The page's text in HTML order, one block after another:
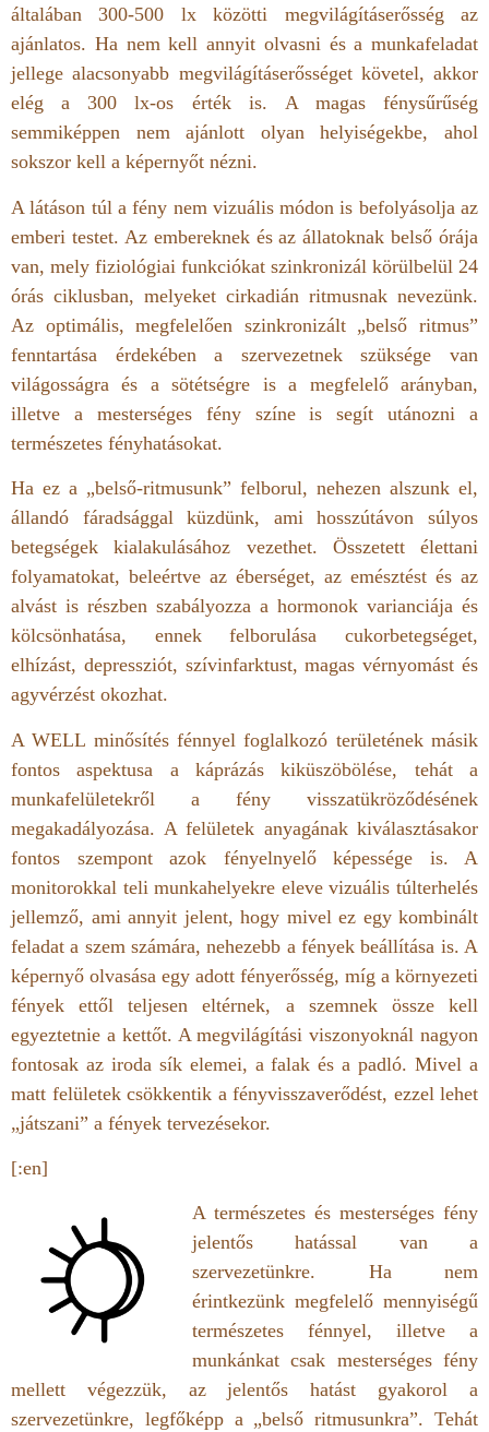
általában 300-500 lx közötti megvilágításerősség az
ajánlatos. Ha nem kell annyit olvasni és a munkafeladat
jellege alacsonyabb megvilágításerősséget követel, akkor
elég a 300 lx-os érték is. A magas fénysűrűség
semmiképpen nem ajánlott olyan helyiségekbe, ahol
sokszor kell a képernyőt nézni.
A látáson túl a fény nem vizuális módon is befolyásolja az
emberi testet. Az embereknek és az állatoknak belső órája
van, mely fiziológiai funkciókat szinkronizál körülbelül 24
órás ciklusban, melyeket cirkadián ritmusnak nevezünk.
Az optimális, megfelelően szinkronizált „belső ritmus”
fenntartása érdekében a szervezetnek szüksége van
világosságra és a sötétségre is a megfelelő arányban,
illetve a mesterséges fény színe is segít utánozni a
természetes fényhatásokat.
Ha ez a „belső-ritmusunk” felborul, nehezen alszunk el,
állandó fáradsággal küzdünk, ami hosszútávon súlyos
betegségek kialakulásához vezethet. Összetett élettani
folyamatokat, beleértve az éberséget, az emésztést és az
alvást is részben szabályozza a hormonok varianciája és
kölcsönhatása, ennek felborulása cukorbetegséget,
elhízást, depressziót, szívinfarktust, magas vérnyomást és
agyvérzést okozhat.
A WELL minősítés fénnyel foglalkozó területének másik
fontos aspektusa a káprázás kiküszöbölése, tehát a
munkafelületekről a fény visszatükröződésének
megakadályozása. A felületek anyagának kiválasztásakor
fontos szempont azok fényelnyelő képessége is. A
monitorokkal teli munkahelyekre eleve vizuális túlterhelés
jellemző, ami annyit jelent, hogy mivel ez egy kombinált
feladat a szem számára, nehezebb a fények beállítása is. A
képernyő olvasása egy adott fényerősség, míg a környezeti
fények ettől teljesen eltérnek, a szemnek össze kell
egyeztetnie a kettőt. A megvilágítási viszonyoknál nagyon
fontosak az iroda sík elemei, a falak és a padló. Mivel a
matt felületek csökkentik a fényvisszaverődést, ezzel lehet
„játszani” a fények tervezésekor.
[:en]
A természetes és mesterséges fény
jelentős hatással van a
szervezetünkre. Ha nem
érintkezünk megfelelő mennyiségű
természetes fénnyel, illetve a
munkánkat csak mesterséges fény
mellett végezzük, az jelentős hatást gyakorol a
szervezetünkre, legfőképp a „belső ritmusunkra”. Tehát